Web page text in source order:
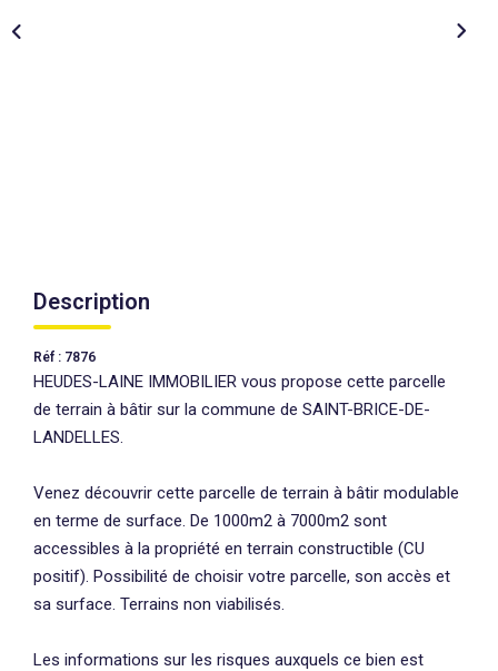
Description
Réf : 7876
HEUDES-LAINE IMMOBILIER vous propose cette parcelle
de terrain à bâtir sur la commune de SAINT-BRICE-DE-
LANDELLES.
Venez découvrir cette parcelle de terrain à bâtir modulable
en terme de surface. De 1000m2 à 7000m2 sont
accessibles à la propriété en terrain constructible (CU
positif). Possibilité de choisir votre parcelle, son accès et
sa surface. Terrains non viabilisés.
Les informations sur les risques auxquels ce bien est